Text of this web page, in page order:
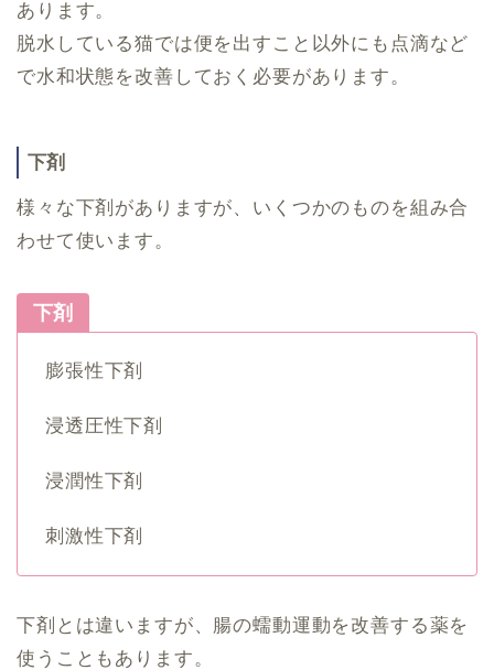
あります。
脱水している猫では便を出すこと以外にも点滴など
で水和状態を改善しておく必要があります。
下剤
様々な下剤がありますが、いくつかのものを組み合
わせて使います。
下剤
膨張性下剤
浸透圧性下剤
浸潤性下剤
刺激性下剤
下剤とは違いますが、腸の蠕動運動を改善する薬を
使うこともあります。